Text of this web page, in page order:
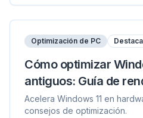
Optimización de PC
Cómo optimizar
antiguos: Guía de
Acelera Windows 11 en
consejos de optimización.